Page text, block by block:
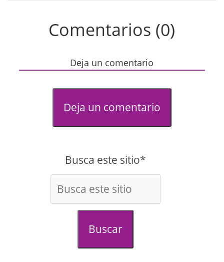
Comentarios (0)
Deja un comentario
Deja un comentario
Busca este sitio*
Buscar